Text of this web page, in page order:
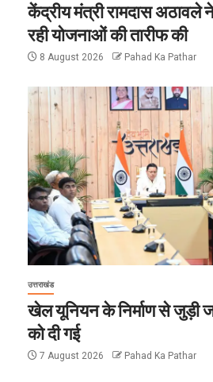
केंद्रीय मंत्री रामदास अठावले
रही योजनाओं की तारीफ की
8 August 2026 Pahad Ka Pathar
उत्तराखंड
खेल यूनियन के निर्माण से जुड़ी
को दी गई
7 August 2026 Pahad Ka Pathar